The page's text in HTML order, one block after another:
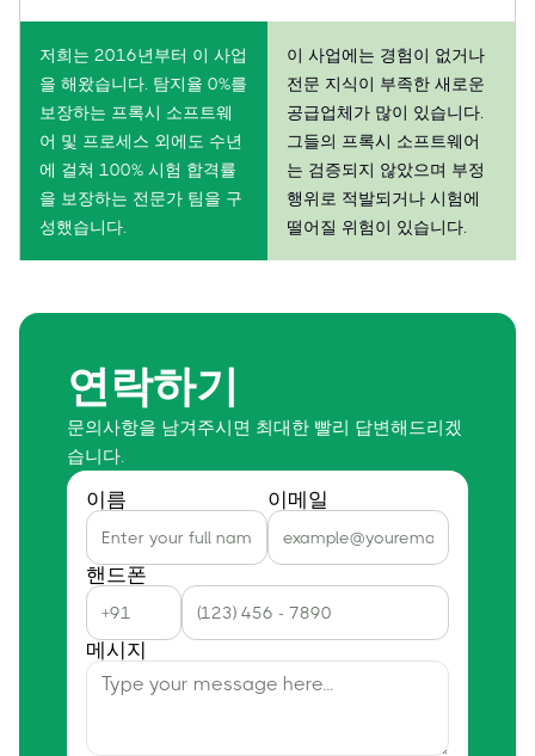
저희는 2016년부터 이 사업
을 해왔습니다. 탐지율 0%를
보장하는 프록시 소프트웨
어 및 프로세스 외에도 수년
에 걸쳐 100% 시험 합격률
을 보장하는 전문가 팀을 구
성했습니다.
이 사업에는 경험이 없거나
전문 지식이 부족한 새로운
공급업체가 많이 있습니다.
그들의 프록시 소프트웨어
는 검증되지 않았으며 부정
행위로 적발되거나 시험에
떨어질 위험이 있습니다.
연락하기
문의사항을 남겨주시면 최대한 빨리 답변해드리겠
습니다.
이름 이메일
핸드폰
메시지